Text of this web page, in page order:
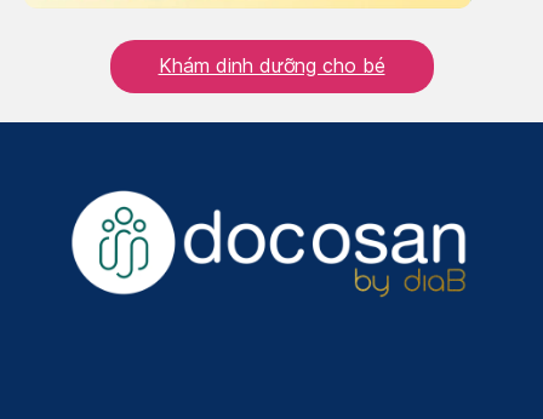
Khám dinh dưỡng cho bé